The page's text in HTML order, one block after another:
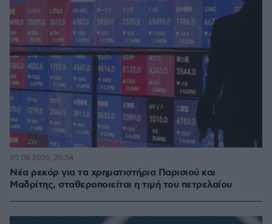
Νέα ρεκόρ για τα χρηματιστήρια Παρισιού και
Μαδρίτης, σταθεροποιείται η τιμή του πετρελαίου
05.08.2026, 20:54